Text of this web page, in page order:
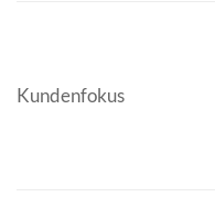
Kundenfokus